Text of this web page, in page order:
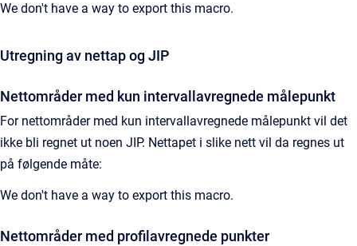
We don't have a way to export this macro.
Utregning av nettap og JIP
Nettområder med kun intervallavregnede målepunkt
For nettområder med kun intervallavregnede målepunkt vil det
ikke bli regnet ut noen JIP. Nettapet i slike nett vil da regnes ut
på følgende måte:
We don't have a way to export this macro.
Nettområder med profilavregnede punkter